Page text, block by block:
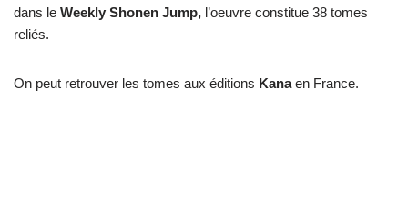
dans le Weekly Shonen Jump, l’oeuvre constitue 38 tomes
reliés.
On peut retrouver les tomes aux éditions Kanaen France.